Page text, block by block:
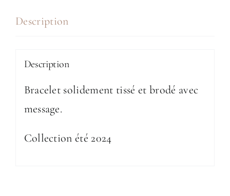
-
LOVE
DREAM
Description
Description
Bracelet solidement tissé et brodé avec
message.
Collection été 2024